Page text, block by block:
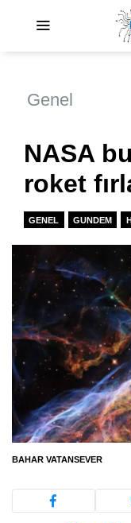
Genel
NASA
roket
GENEL GUNDEM
BAHAR VATANSEVER